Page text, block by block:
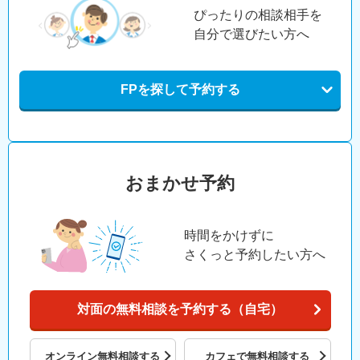
ぴったりの相談相手を
自分で選びたい方へ
FPを探して予約する
おまかせ予約
時間をかけずに
さくっと予約したい方へ
対面の無料相談を予約する（自宅）
オンライン無料相談する カフェで無料相談する